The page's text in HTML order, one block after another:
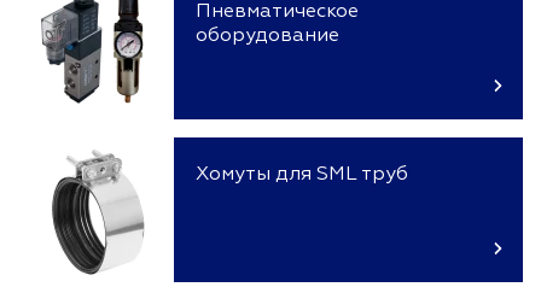
Пневматическое
оборудование
Хомуты для SML труб